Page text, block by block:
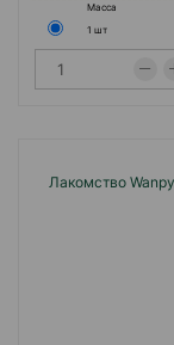
Масса
1 шт
Лакомство